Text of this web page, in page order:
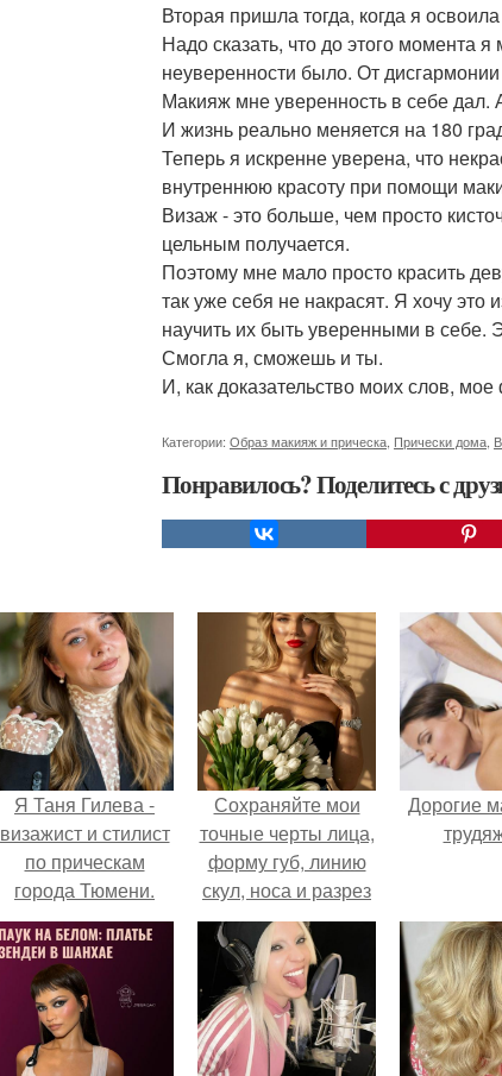
Вторая пришла тогда, когда я
Надо сказать, что до этого момента
неуверенности было. От
Макияж мне уверенность в себе
И жизнь реально меняется на 180
Теперь я искренне уверена, что
внутреннюю красоту при помощи
Визаж - это больше, чем просто
цельным получается.
Поэтому мне мало просто красить
так уже себя не накрасят. Я хочу
научить их быть уверенными в себе.
Смогла я, сможешь и ты.
И, как доказательство моих слов,
Категории: Образ макияж и прическа Прически дома
Понравилось? Поделитесь с
Я Таня Гилева -
визажист и стилист
по прическам
города Тюмени.
Сохраняйте мои
точные черты лица,
форму губ, линию
скул, носа и разрез
глаз.
Дорогие